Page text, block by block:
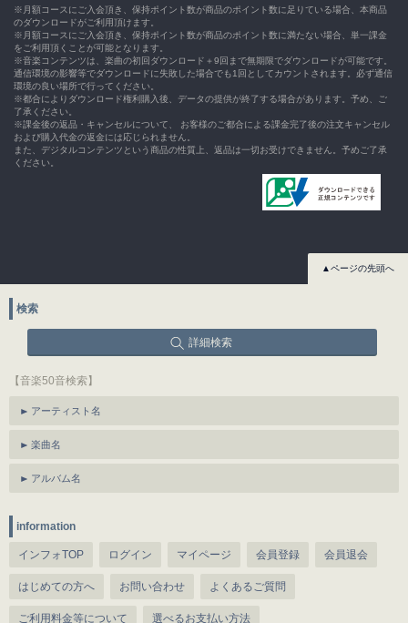
※月額コースにご入会頂き、保持ポイント数が商品のポイント数に足りている場合、本商品
のダウンロードがご利用頂けます。
※月額コースにご入会頂き、保持ポイント数が商品のポイント数に満たない場合、単一課金
をご利用頂くことが可能となります。
※音楽コンテンツは、楽曲の初回ダウンロード＋9回まで無期限でダウンロードが可能です。
通信環境の影響等でダウンロードに失敗した場合でも1回としてカウントされます。必ず通信
環境の良い場所で行ってください。
※都合によりダウンロード権利購入後、データの提供が終了する場合があります。予め、ご
了承ください。
※課金後の返品・キャンセルについて、 お客様のご都合による課金完了後の注文キャンセル
および購入代金の返金には応じられません。
また、デジタルコンテンツという商品の性質上、返品は一切お受けできません。予めご了承
ください。
▲ページの先頭へ
検索
詳細検索
【音楽50音検索】
アーティスト名
楽曲名
アルバム名
information
インフォTOP ログイン マイページ 会員登録 会員退会
はじめての方へ お問い合わせ よくあるご質問
ご利用料金等について 選べるお支払い方法